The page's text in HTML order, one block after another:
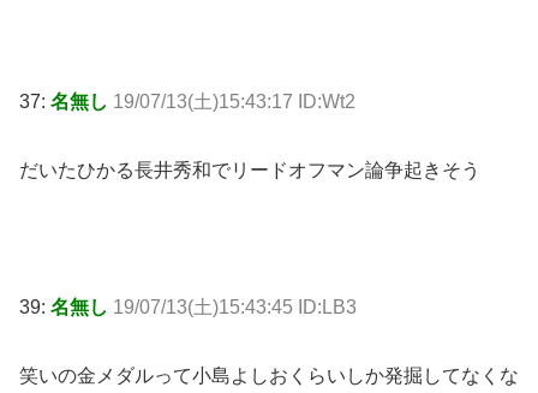
37: 名無し 19/07/13(土)15:43:17 ID:Wt2
だいたひかる長井秀和でリードオフマン論争起きそう
39: 名無し 19/07/13(土)15:43:45 ID:LB3
笑いの金メダルって小島よしおくらいしか発掘してなくな